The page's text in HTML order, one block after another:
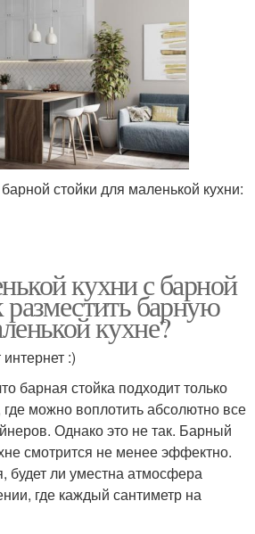
стойки для маленькой кухни:
кухни с барной
барную
кухне?
:)
барная стойка подходит только
можно воплотить абсолютно все
Однако это не так. Барный
смотрится не менее эффектно.
будет ли уместна атмосфера
где каждый сантиметр на